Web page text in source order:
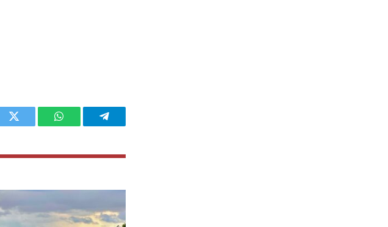
Twitter WhatsAppTelegram